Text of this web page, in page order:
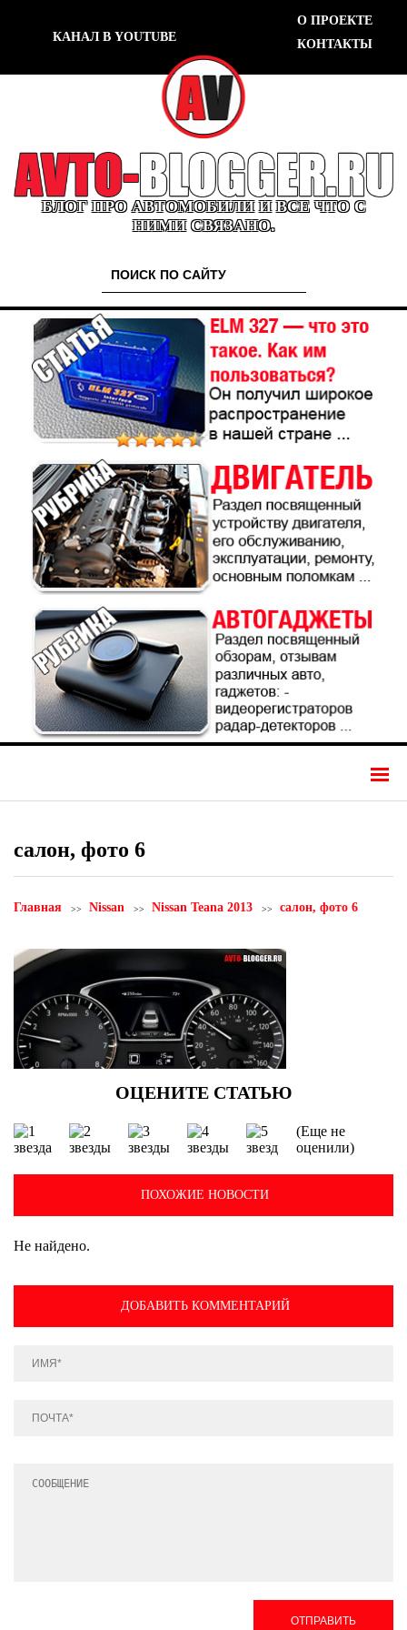
КАНАЛ В YOUTUBE
О ПРОЕКТЕ
КОНТАКТЫ
БЛОГ ПРО АВТОМОБИЛИ И ВСЕ ЧТО С
НИМИ СВЯЗАНО.
салон, фото 6
Главная Nissan Nissan Teana 2013 салон, фото 6
(Еще не
оценили)
ПОХОЖИЕ НОВОСТИ
Не найдено.
ДОБАВИТЬ КОММЕНТАРИЙ
ОТПРАВИТЬ